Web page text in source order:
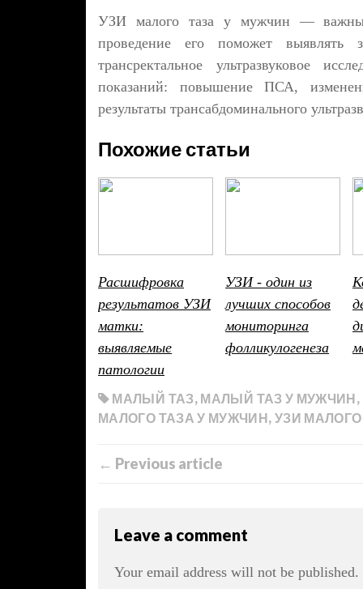
УЗИ малого таза у мужчин — важный
проведение его поможет выявлять
трансректальное ультразвуковое
показаний: повышение ПСА,
результаты трансабдоминального
Похожие статьи
Расшифровка
результатов УЗИ
матки:
выявляемые
патологии
УЗИ - один из
лучших способов
мониторинга
фолликулогенеза
МАЛЫЙ ТАЗ, МАЛЫЙ ТАЗ У МУЖЧИН,
МАЛОГО ТАЗА У МУЖЧИН, УЗИ
← Previous article
Leave a comment
Your email address will not be published.